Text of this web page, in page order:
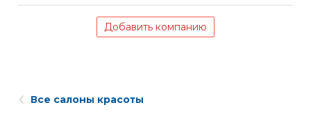
Добавить компанию
Все салоны красоты